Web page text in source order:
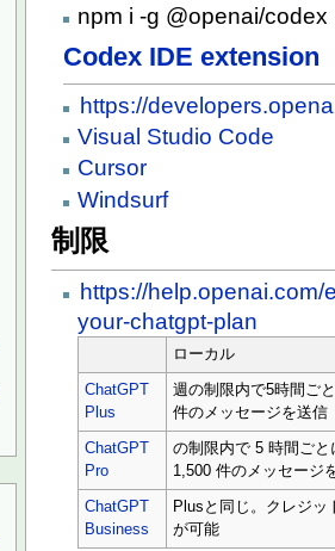
npm i -g @openai/codex
Codex IDE extension
https://
Visual Studio Code
Cursor
Windsurf
制限
https://
your-chatgpt-plan
ローカル
ChatGPT
Plus
週の制限内で5時間ご
件のメッセージを送信
ChatGPT
Pro
の制限内で 5 時間ごと
1,500 件のメッセージ
ChatGPT
Business
Plusと同じ。クレジッ
が可能